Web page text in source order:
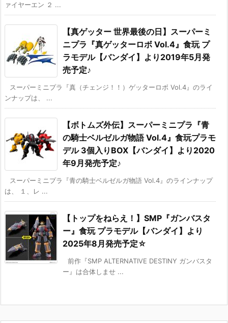
ァイヤーエン ２ ...
【真ゲッター 世界最後の日】スーパーミ
ニプラ『真ゲッターロボ Vol.4』食玩 プ
ラモデル【バンダイ】より2019年5月発
売予定♪
スーパーミニプラ『真（チェンジ！！）ゲッターロボ Vol.4』のライ
ンナップは、 ...
【ボトムズ外伝】スーパーミニプラ『青
の騎士ベルゼルガ物語 Vol.4』食玩プラモ
デル 3個入りBOX【バンダイ】より2020
年9月発売予定♪
スーパーミニプラ『青の騎士ベルゼルガ物語 Vol.4』のラインナップ
は、 １、レ ...
【トップをねらえ！】SMP『ガンバスタ
ー』食玩 プラモデル【バンダイ】より
2025年8月発売予定☆
前作『SMP ALTERNATIVE DESTINY ガンバスタ
ー』は合体しませ ...